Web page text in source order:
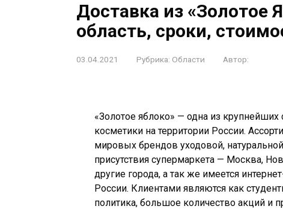
Доставка из «Золотое
область, сроки,
03.04.2021 Рубрика: Области Автор:
«Золотое яблоко» — одна из
косметики на территории России.
мировых брендов уходовой,
присутствия супермаркета — Москва,
другие города, а так же имеется
России. Клиентами являются как
политика, большое количество акций и